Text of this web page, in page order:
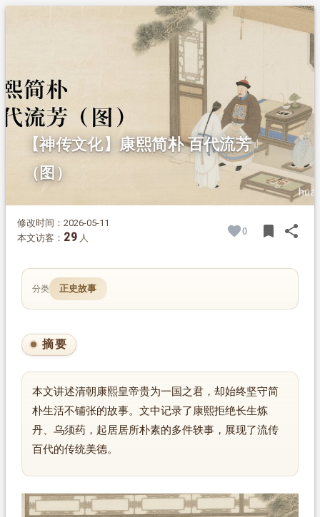
不贪长生 拒绝特殊享受
【神传文化】康熙简朴 百代流芳
（图）
修改时间：2026-05-11
本文访客： 29 人
0 bookmark share
分类 正史故事
摘要
本文讲述清朝康熙皇帝贵为一国之君，却始终坚守简
朴生活不铺张的故事。文中记录了康熙拒绝长生炼
丹、乌须药，起居居所朴素的多件轶事，展现了流传
百代的传统美德。